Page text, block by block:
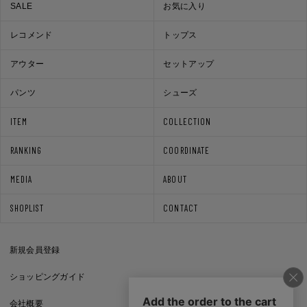
ITEM COLLECTION
RANKING COORDINATE
MEDIA ABOUT
SHOPLIST CONTACT
SALE お気に入り
レコメンド トップス
アウター セットアップ
パンツ シューズ
新規会員登録
ショッピングガイド
会社概要